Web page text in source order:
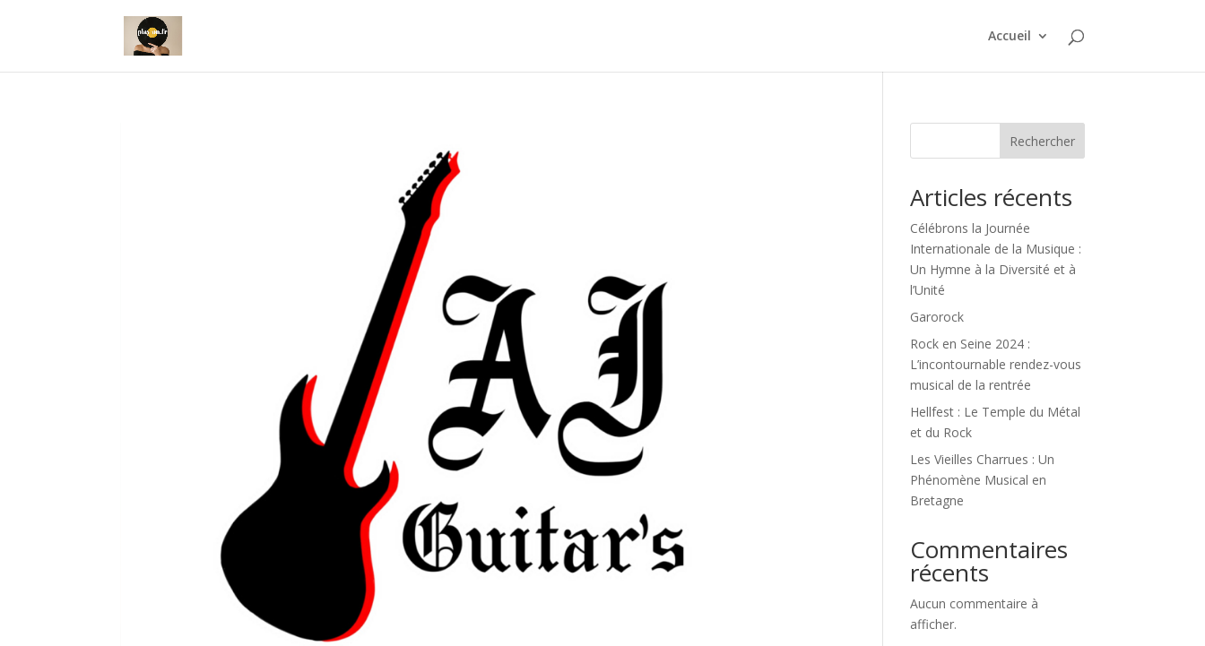
Accueil
Rechercher
Articles récents
Célébrons la Journée
Internationale de la Musique :
Un Hymne à la Diversité et à
l’Unité
Garorock
Rock en Seine 2024 :
L’incontournable rendez-vous
musical de la rentrée
Hellfest : Le Temple du Métal
et du Rock
Les Vieilles Charrues : Un
Phénomène Musical en
Bretagne
Commentaires
récents
Aucun commentaire à
afficher.